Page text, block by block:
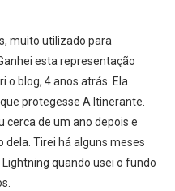
muito utilizado para
esta representação
o blog, 4 anos atrás. Ela
protegesse A Itinerante.
de um ano depois e
Tirei há alguns meses
quando usei o fundo